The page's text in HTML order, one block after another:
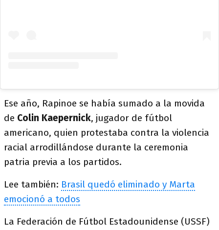
Ese año, Rapinoe se había sumado a la movida
de Colin Kaepernick, jugador de fútbol
americano, quien protestaba contra la violencia
racial arrodillándose durante la ceremonia
patria previa a los partidos.
Lee también: Brasil quedó eliminado y Marta
emocionó a todos
La Federación de Fútbol Estadounidense (USSF)